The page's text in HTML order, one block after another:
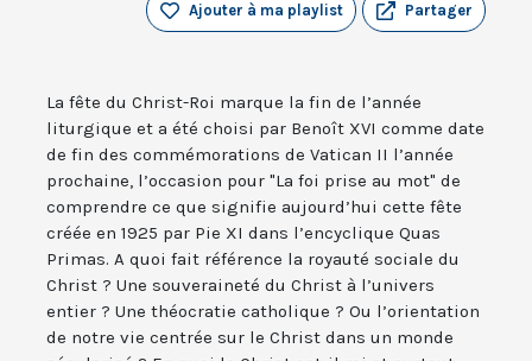
Partager
Ajouter à ma playlist
La fête du Christ-Roi marque la fin de l’année
liturgique et a été choisi par Benoît XVI comme date
de fin des commémorations de Vatican II l’année
prochaine, l’occasion pour "La foi prise au mot" de
comprendre ce que signifie aujourd’hui cette fête
créée en 1925 par Pie XI dans l’encyclique Quas
Primas. A quoi fait référence la royauté sociale du
Christ ? Une souveraineté du Christ à l’univers
entier ? Une théocratie catholique ? Ou l’orientation
de notre vie centrée sur le Christ dans un monde